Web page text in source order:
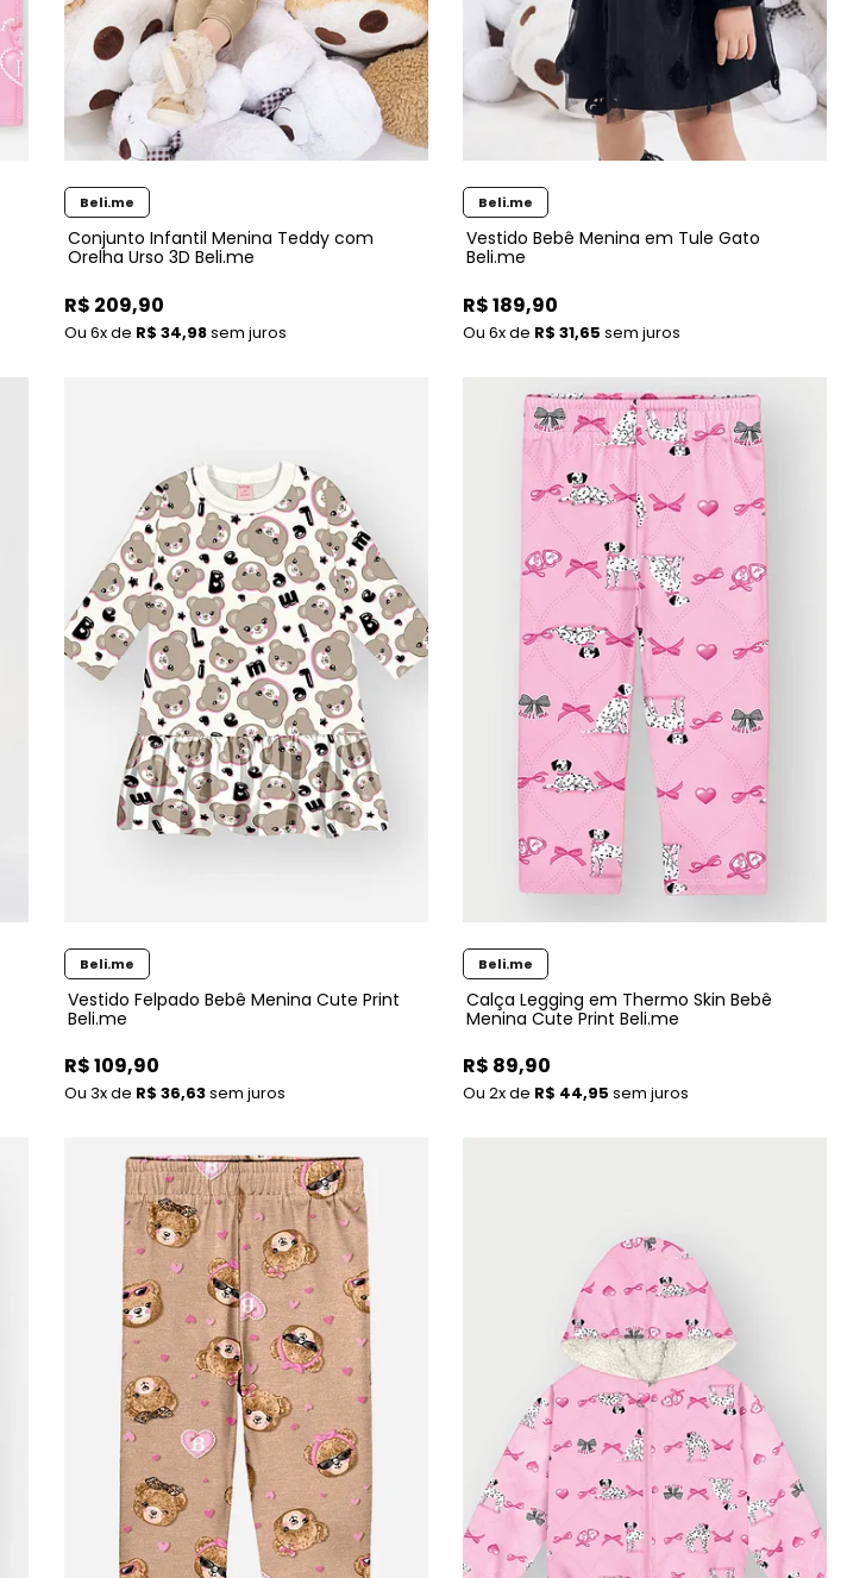
Conjunto Infantil Menina Teddy com
Orelha Urso 3D Beli.me
Beli.me
R$ 209,90
6xde R$ 34,98sem juros
Vestido Bebê Menina em Tule Gato
Beli.me
Beli.me
R$ 189,90
6xde R$ 31,65 sem juros
Vestido Felpado Bebê Menina Cute Print
Beli.me
Beli.me
R$ 109,90
3xde R$ 36,63sem juros
Calça Legging em Thermo Skin Bebê
Menina Cute Print Beli.me
Beli.me
R$ 89,90
2xde R$ 44,95 sem juros